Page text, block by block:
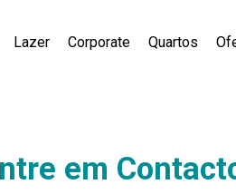
Lazer Corporate Quartos
em